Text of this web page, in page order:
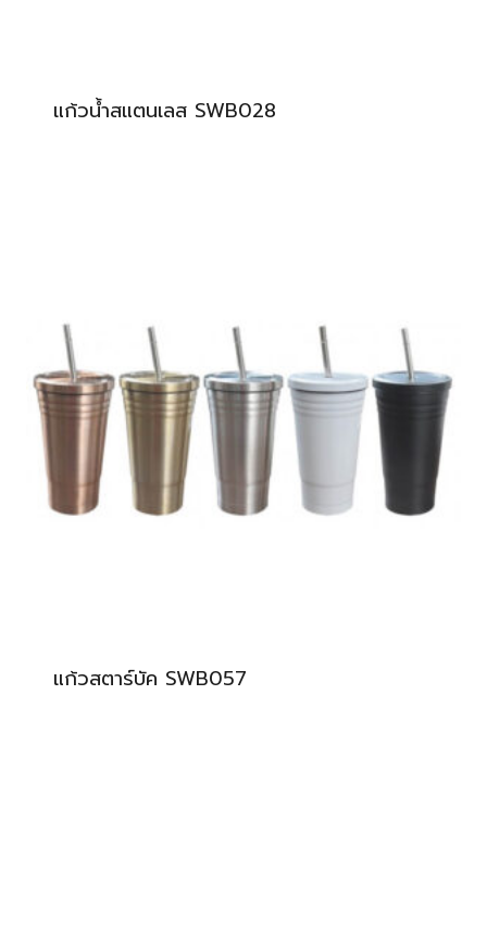
แก้วน้ำสแตนเลส SWB028
แก้วสตาร์บัค SWB057